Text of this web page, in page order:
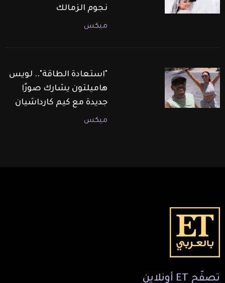
نجوم الزمالك
ميكس
"استعادة الطاقة".. لويس
هاميلتون يشارك صورًا
جديدة مع كيم كارداشيان
ميكس
تصفّح ET أونلاين